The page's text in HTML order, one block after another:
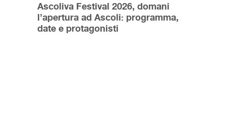
Ascoliva Festival 2026, domani
l’apertura ad Ascoli: programma,
date e protagonisti